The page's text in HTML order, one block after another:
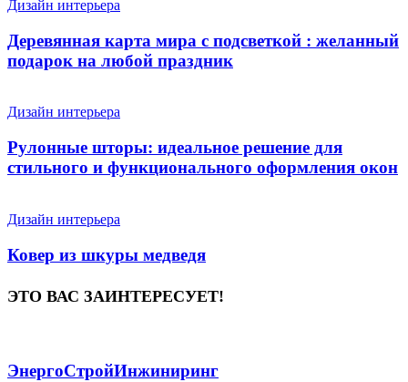
Дизайн интерьера
Деревянная карта мира с подсветкой : желанный
подарок на любой праздник
Дизайн интерьера
Рулонные шторы: идеальное решение для
стильного и функционального оформления окон
Дизайн интерьера
Ковер из шкуры медведя
ЭТО ВАС ЗАИНТЕРЕСУЕТ!
ЭнергоСтройИнжиниринг